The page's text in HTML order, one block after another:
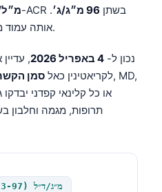
57 מ״ל/ , ו-ACR בשתן 96 מ״ג/ג׳
.
אותה עמוד מעבדה, פיזיולוגיה שונה מאוד.
נכון ל- 4 באפריל 2026
,
לקריאטינין כאל סמן
או כל קלינאי קפדני
תרופות, מגמה וחלבון
0.6-1.1 מ״ג/ד״ל (53-97 מיקרומול/ל׳)